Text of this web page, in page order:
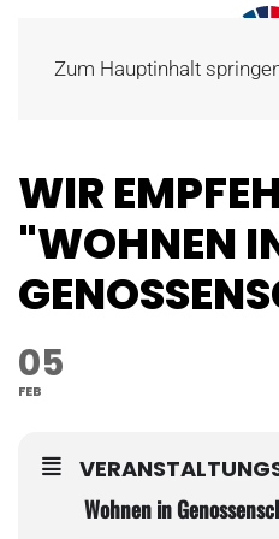
Zum Hauptinhalt
WIR
"WOHNEN
05
FEB
Wohnen in